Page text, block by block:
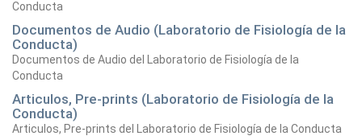
Conducta
Documentos de Audio (Laboratorio de Fisiología de la
Conducta)
Documentos de Audio del Laboratorio de Fisiología de la
Conducta
Articulos, Pre-prints (Laboratorio de Fisiología de la
Conducta)
Articulos, Pre-prints del Laboratorio de Fisiología de la Conducta